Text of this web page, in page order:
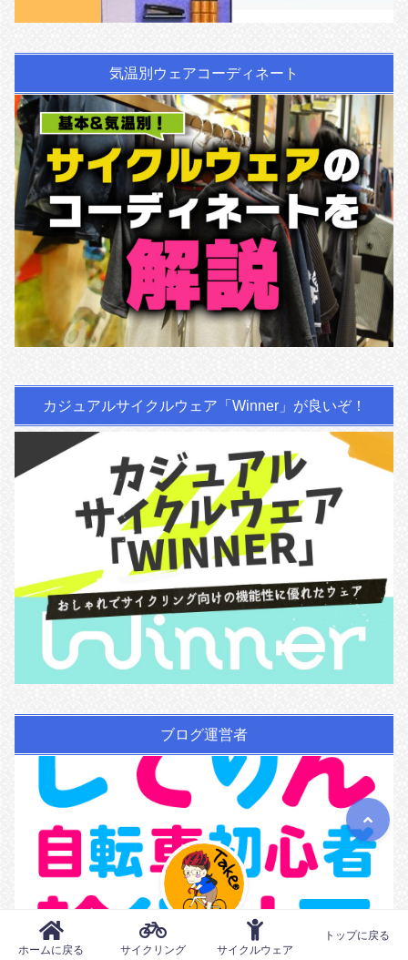
気温別ウェアコーディネート
カジュアルサイクルウェア「Winner」が良いぞ！
ブログ運営者
ホームに戻る サイクリング サイクルウェア
トップに戻る